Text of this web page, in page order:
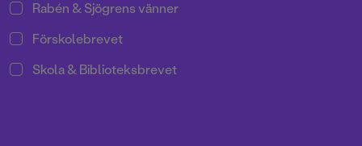
Rabén & Sjögrens vänner
Förskolebrevet
Skola & Biblioteksbrevet